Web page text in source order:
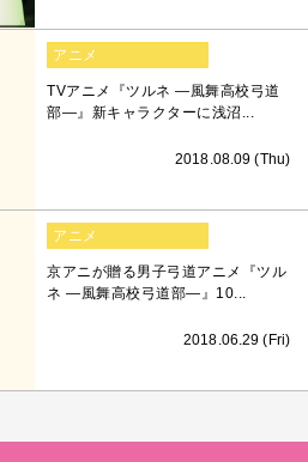
アニメ
TVアニメ『ツルネ ―風舞高校弓道
部―』新キャラクターに浅沼...
2018.08.09 (Thu)
アニメ
京アニが贈る男子弓道アニメ『ツル
ネ ―風舞高校弓道部―』10...
2018.06.29 (Fri)